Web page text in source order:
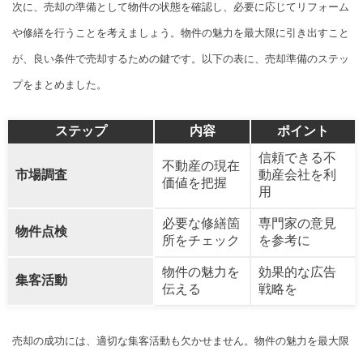
次に、売却の準備として物件の状態を確認し、必要に応じてリフォーム
や修繕を行うことを考えましょう。物件の魅力を最大限に引き出すこと
が、良い条件で売却するための鍵です。以下の表に、売却準備のステッ
プをまとめました。
ステップ 内容 ポイント
市場調査
不動産の現在
価値を把握
信頼できる不
動産会社を利
用
物件点検
必要な修繕箇
所をチェック
専門家の意見
を参考に
集客活動
物件の魅力を
伝える
効果的な広告
戦略を
売却の成功には、適切な集客活動も欠かせません。物件の魅力を最大限